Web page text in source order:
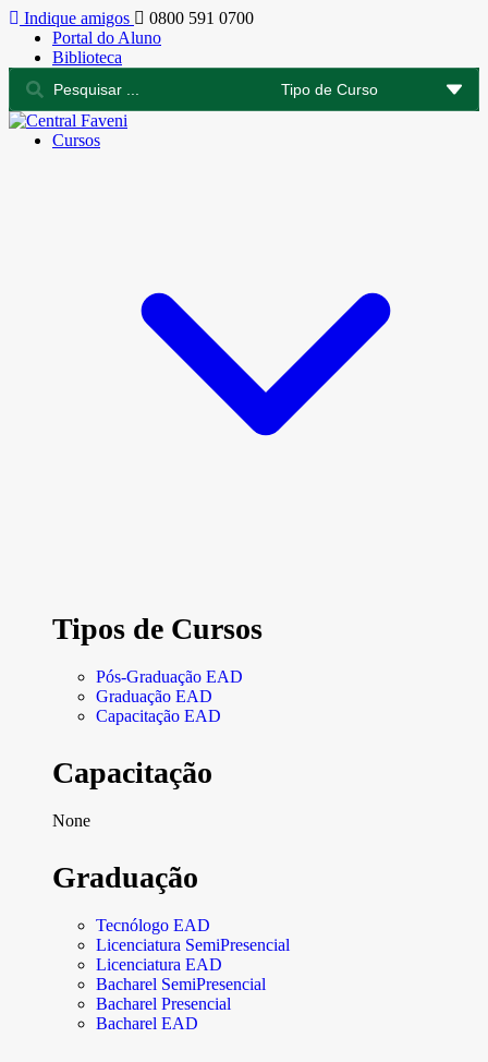
Indique amigos
0800 591 0700
Portal do Aluno
Biblioteca
Cursos
Tipos de Cursos
Pós-Graduação EAD
Graduação EAD
Capacitação EAD
Capacitação
None
Graduação
Tecnólogo EAD
Licenciatura SemiPresencial
Licenciatura EAD
Bacharel SemiPresencial
Bacharel Presencial
Bacharel EAD